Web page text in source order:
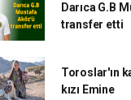
Darıca G.B
transfer etti
Toroslar'ın
kızı Emine